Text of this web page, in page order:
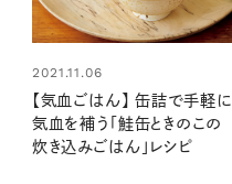
2021.11.06
【気血ごはん】 缶詰で手軽に
気血を補う「鮭缶ときのこの
炊き込みごはん」レシピ